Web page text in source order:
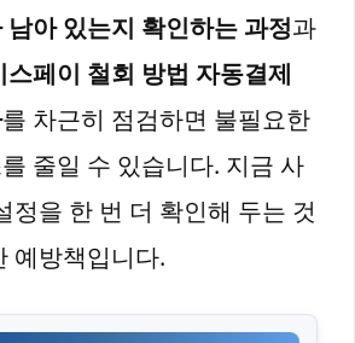
남아 있는지 확인하는 과정과
스페이 철회 방법 자동결제
를 차근히 점검하면 불필요한
줄일 수 있습니다. 지금 사
정을 한 번 더 확인해 두는 것
예방책입니다.